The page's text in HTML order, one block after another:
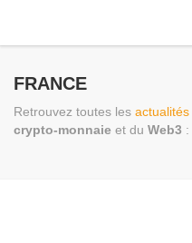
FRANCE
Retrouvez toutes les actualités
crypto-monnaie et du Web3 :